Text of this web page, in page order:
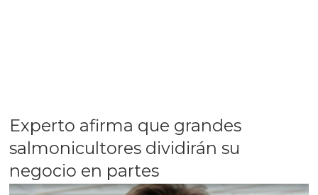
Experto afirma que grandes
salmonicultores dividirán su
negocio en partes